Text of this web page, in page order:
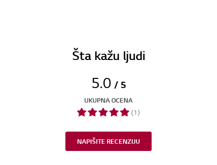
Šta kažu ljudi
5.0 / 5
UKUPNA OCENA
(1)
NAPIŠITE RECENZIJU